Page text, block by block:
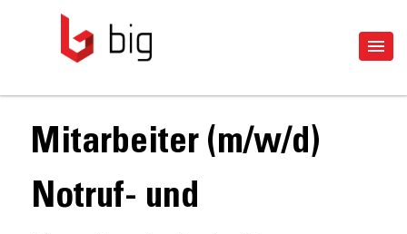
Mitarbeiter (m/w/d)
Notruf- und